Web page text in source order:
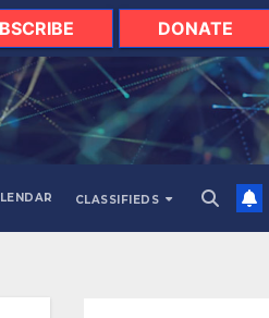
DONATE
CLASSIFIEDS